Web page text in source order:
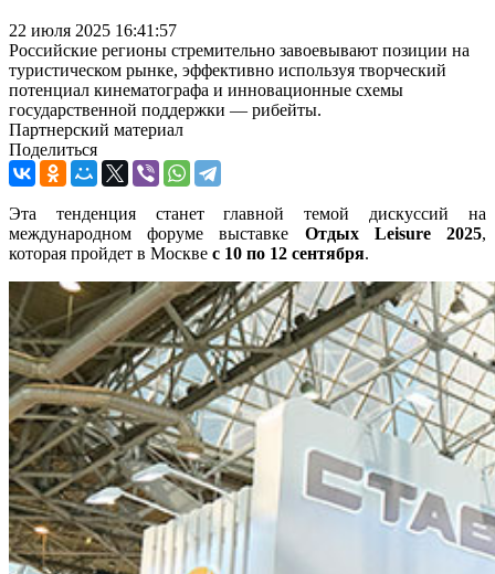
22 июля 2025 16:41:57
Российские регионы стремительно завоевывают позиции на
туристическом рынке, эффективно используя творческий
потенциал кинематографа и инновационные схемы
государственной поддержки — рибейты.
Партнерский материал
Поделиться
Эта тенденция станет главной темой дискуссий на
международном форуме выставке Отдых Leisure 2025,
которая пройдет в Москве с 10 по 12 сентября.